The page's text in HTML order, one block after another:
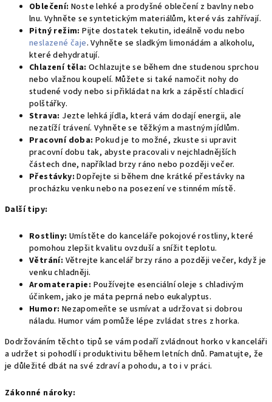
Oblečení: Noste lehké a prodyšné oblečení z bavlny nebo
lnu. Vyhněte se syntetickým materiálům, které vás zahřívají.
Pitný režim: Pijte dostatek tekutin, ideálně vodu nebo
neslazené čaje. Vyhněte se sladkým limonádám a alkoholu,
které dehydratují.
Chlazení těla: Ochlazujte se během dne studenou sprchou
nebo vlažnou koupelí. Můžete si také namočit nohy do
studené vody nebo si přikládat na krk a zápěstí chladicí
polštářky.
Strava: Jezte lehká jídla, která vám dodají energii, ale
nezatíží trávení. Vyhněte se těžkým a mastným jídlům.
Pracovní doba: Pokud je to možné, zkuste si upravit
pracovní dobu tak, abyste pracovali v nejchladnějších
částech dne, například brzy ráno nebo později večer.
Přestávky: Dopřejte si během dne krátké přestávky na
procházku venku nebo na posezení ve stinném místě.
Další tipy:
Rostliny: Umístěte do kanceláře pokojové rostliny, které
pomohou zlepšit kvalitu ovzduší a snížit teplotu.
Větrání: Větrejte kancelář brzy ráno a později večer, když je
venku chladněji.
Aromaterapie: Používejte esenciální oleje s chladivým
účinkem, jako je máta peprná nebo eukalyptus.
Humor: Nezapomeňte se usmívat a udržovat si dobrou
náladu. Humor vám pomůže lépe zvládat stres z horka.
Dodržováním těchto tipů se vám podaří zvládnout horko v kanceláři
a udržet si pohodlí i produktivitu během letních dnů. Pamatujte, že
je důležité dbát na své zdraví a pohodu, a to i v práci.
Zákonné nároky: